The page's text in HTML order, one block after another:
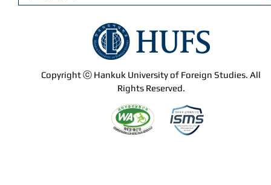
Copyright ⓒ Hankuk University of Foreign Studies. All
Rights Reserved.